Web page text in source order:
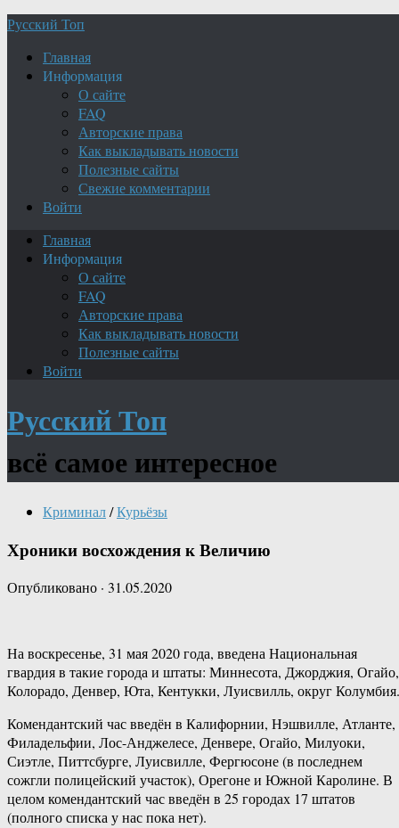
Русский Топ
Главная
Информация
О сайте
FAQ
Авторские права
Как выкладывать новости
Полезные сайты
Свежие комментарии
Войти
Главная
Информация
О сайте
FAQ
Авторские права
Как выкладывать новости
Полезные сайты
Войти
Русский Топ
всё самое интересное
Криминал/Курьёзы
Хроники восхождения к Величию
Опубликовано · 31.05.2020
На воскресенье, 31 мая 2020 года, введена Национальная
гвардия в такие города и штаты: Миннесота, Джорджия, Огайо,
Колорадо, Денвер, Юта, Кентукки, Луисвилль, округ Колумбия.
Комендантский час введён в Калифорнии, Нэшвилле, Атланте,
Филадельфии, Лос-Анджелесе, Денвере, Огайо, Милуоки,
Сиэтле, Питтсбурге, Луисвилле, Фергюсоне (в последнем
сожгли полицейский участок), Орегоне и Южной Каролине. В
целом комендантский час введён в 25 городах 17 штатов
(полного списка у нас пока нет).